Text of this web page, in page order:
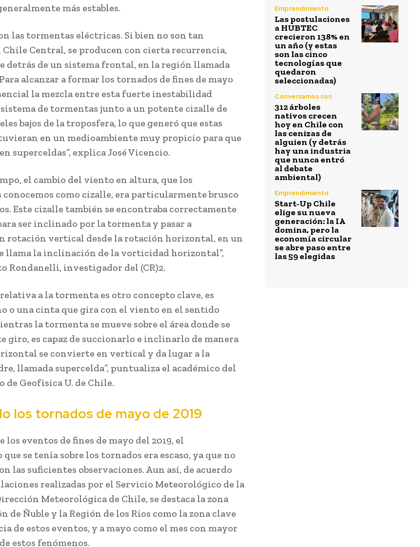
más estables.
las tormentas eléctricas. Si bien no son tan
Chile Central, se producen con cierta recurrencia,
detrás de un sistema frontal, en la región llamada
alcanzar a formar los tornados de fines de mayo
la mezcla entre esta fuerte inestabilidad
sistema de tormentas junto a un potente cizalle de
bajos de la troposfera, lo que generó que estas
en un medioambiente muy propicio para que
superceldas”, explica José Vicencio.
el cambio del viento en altura, que los
como cizalle, era particularmente brusco
Este cizalle también se encontraba correctamente
ser inclinado por la tormenta y pasar a
rotación vertical desde la rotación horizontal, en un
llama la inclinación de la vorticidad horizontal”,
Rondanelli, investigador del (CR)2.
a la tormenta es otro concepto clave, es
o una cinta que gira con el viento en el sentido
la tormenta se mueve sobre el área donde se
giro, es capaz de succionarlo e inclinarlo de manera
se convierte en vertical y da lugar a la
llamada supercelda”, puntualiza el académico del
de Geofísica U. de Chile.
los tornados de mayo de 2019
los eventos de fines de mayo del 2019, el
se tenía sobre los tornados era escaso, ya que no
las suficientes observaciones. Aun así, de acuerdo
realizadas por el Servicio Meteorológico de la
Meteorológica de Chile, se destaca la zona
de Ñuble y la Región de los Ríos como la zona clave
de estos eventos, y a mayo como el mes con mayor
estos fenómenos.
Emprendimiento
Las postulaciones
a HUBTEC
crecieron 138% en
un año (y estas
son las cinco
tecnologías que
quedaron
seleccionadas)
Conversamos con
312 árboles
nativos crecen
hoy en Chile con
las cenizas de
alguien (y detrás
hay una industria
que nunca entró
al debate
ambiental)
Emprendimiento
Start-Up Chile
elige su nueva
generación: la IA
domina, pero la
economía circular
se abre paso entre
las 59 elegidas